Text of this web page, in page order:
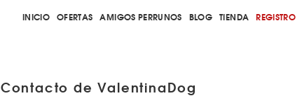
INICIO OFERTAS AMIGOS PERRUNOS BLOG TIENDA REGISTRO
Contacto de ValentinaDog